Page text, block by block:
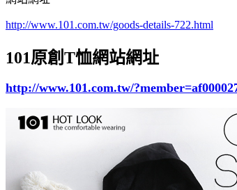
http://www.101.com.tw/goods-details-722.html
101原創T恤網站網址
http://www.101.com.tw/